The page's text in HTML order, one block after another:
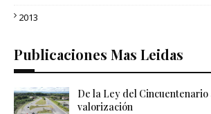
2013
Publicaciones Mas Leidas
De la Ley del Cincuentenario
valorización